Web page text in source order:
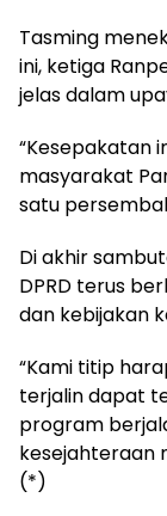
Tasming
ini, ketiga
jelas dalam
“Kesepakatan
masyarakat
satu
Di akhir
DPRD terus
dan kebijakan
“Kami titip
terjalin dapat
program
kesejahteraan
(*)